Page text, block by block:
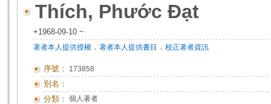
Thích, Phước Đạt
+1968-09-10 ~
著者本人提供授權 ． 著者本人提供書目 ． 校正著者資訊
序號： 173858
別名：
分類： 個人著者